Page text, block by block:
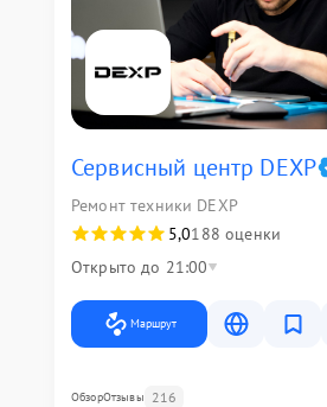
Сервисный центр DEXP
Ремонт техники DEXP
5,0188 оценки
Открыто до 21:00
Маршрут
ОбзорОтзывы 216